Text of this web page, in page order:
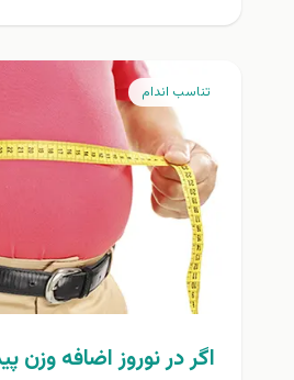
تناسب اندام
اگر در نوروز اضافه وزن